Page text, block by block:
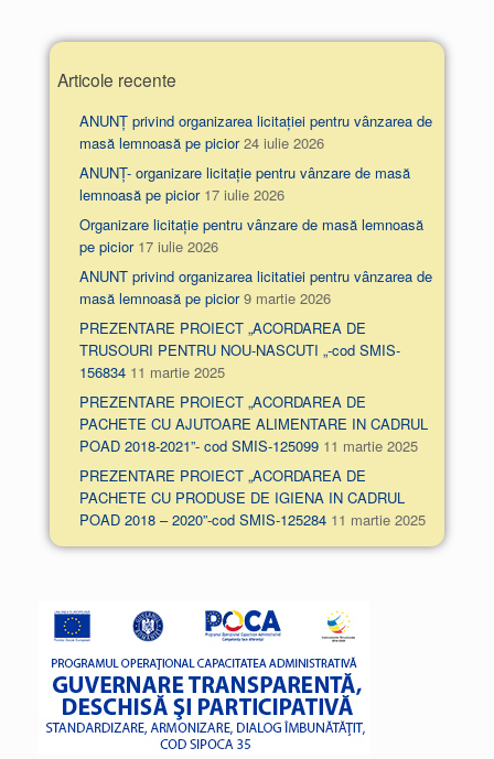
Articole recente
ANUNȚ privind organizarea licitației pentru vânzarea de
masă lemnoasă pe picior 24 iulie 2026
ANUNȚ- organizare licitație pentru vânzare de masă
lemnoasă pe picior 17 iulie 2026
Organizare licitație pentru vânzare de masă lemnoasă
pe picior 17 iulie 2026
ANUNT privind organizarea licitatiei pentru vânzarea de
masă lemnoasă pe picior 9 martie 2026
PREZENTARE PROIECT „ACORDAREA DE
TRUSOURI PENTRU NOU-NASCUTI „-cod SMIS-
156834 11 martie 2025
PREZENTARE PROIECT „ACORDAREA DE
PACHETE CU AJUTOARE ALIMENTARE IN CADRUL
POAD 2018-2021”- cod SMIS-125099 11 martie 2025
PREZENTARE PROIECT „ACORDAREA DE
PACHETE CU PRODUSE DE IGIENA IN CADRUL
POAD 2018 – 2020”-cod SMIS-125284 11 martie 2025